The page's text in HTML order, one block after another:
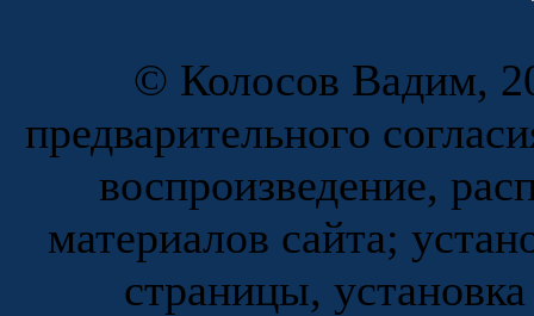
© Колосов Вадим,
предварительного
воспроизведение,
материалов сайта;
страницы,